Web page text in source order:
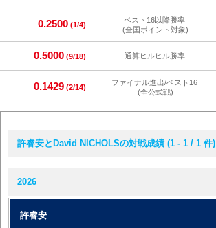
0.2500 (1/4)
ベスト16以降勝率
(全国ポイント対象)
0.5000 (9/18) 通算ヒルヒル勝率
0.1429 (2/14)
ファイナル進出/ベスト16
(全公式戦)
許睿安とDavid NICHOLSの対戦成績 (1 - 1 / 1 件)
2026
許睿安